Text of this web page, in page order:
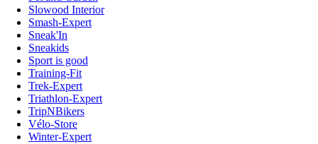
Slowood Interior
Smash-Expert
Sneak'In
Sneakids
Sport is good
Training-Fit
Trek-Expert
Triathlon-Expert
TripNBikers
Vélo-Store
Winter-Expert